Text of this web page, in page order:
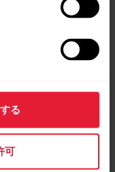
る
可